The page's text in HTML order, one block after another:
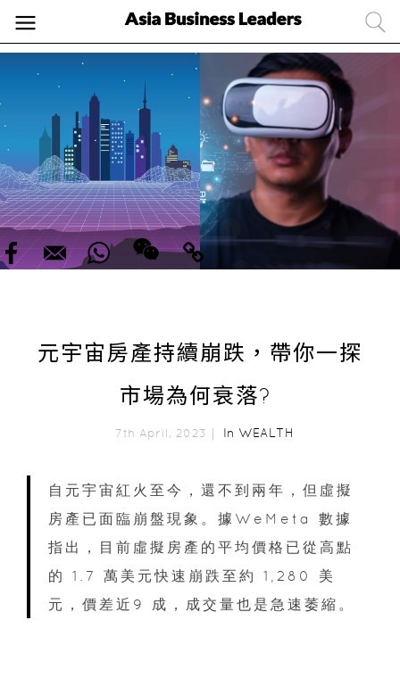
元宇宙房產持續崩跌，帶你一探
市場為何衰落?
7th April, 2023｜ In WEALTH
自元宇宙紅火至今，還不到兩年，但虛擬
房產已面臨崩盤現象。據WeMeta 數據
指出，目前虛擬房產的平均價格已從高點
的 1.7 萬美元快速崩跌至約 1,280 美
元，價差近9 成，成交量也是急速萎縮。